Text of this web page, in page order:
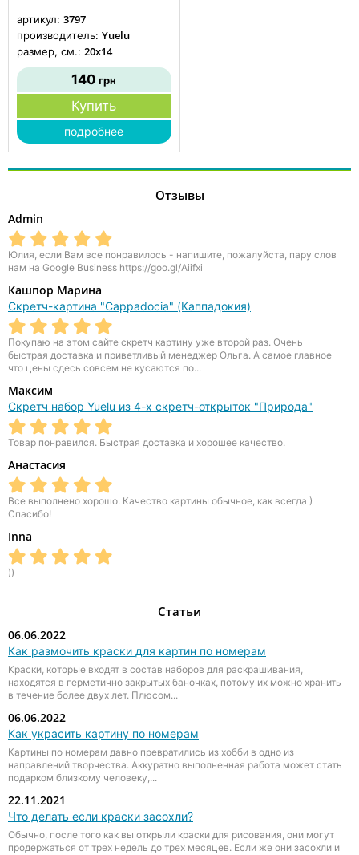
артикул: 3797
производитель: Yuelu
размер, см.: 20x14
140 грн
Купить
подробнее
Отзывы
Admin
Юлия, если Вам все понравилось - напишите, пожалуйста, пару слов
нам на Google Business https://goo.gl/Aiifxi
Кашпор Марина
Скретч-картина "Cappadocia" (Каппадокия)
Покупаю на этом сайте скретч картину уже второй раз. Очень
быстрая доставка и приветливый менеджер Ольга. А самое главное
что цены сдесь совсем не кусаются по...
Максим
Скретч набор Yuelu из 4-х скретч-открыток "Природа"
Товар понравился. Быстрая доставка и хорошее качество.
Анастасия
Все выполнено хорошо. Качество картины обычное, как всегда )
Спасибо!
Inna
))
Статьи
06.06.2022
Как размочить краски для картин по номерам
Краски, которые входят в состав наборов для раскрашивания,
находятся в герметично закрытых баночках, потому их можно хранить
в течение более двух лет. Плюсом...
06.06.2022
Как украсить картину по номерам
Картины по номерам давно превратились из хобби в одно из
направлений творчества. Аккуратно выполненная работа может стать
подарком близкому человеку,...
22.11.2021
Что делать если краски засохли?
Обычно, после того как вы открыли краски для рисования, они могут
продержаться от трех недель до трех месяцев. Если же они засохли и